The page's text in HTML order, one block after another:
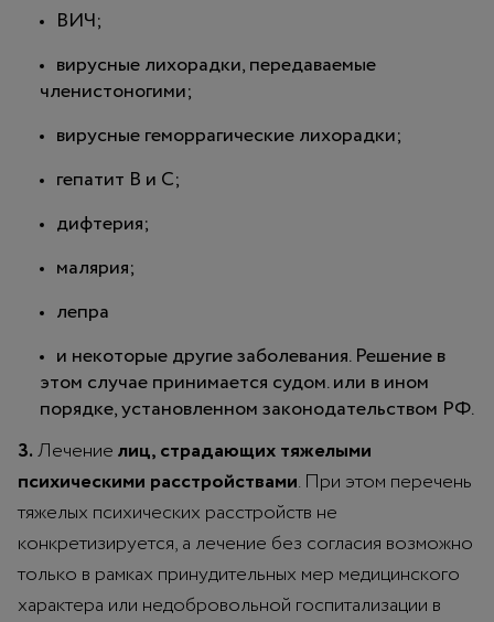
ВИЧ;
вирусные лихорадки, передаваемые
членистоногими;
вирусные геморрагические лихорадки;
гепатит В и С;
дифтерия;
малярия;
лепра
и некоторые другие заболевания. Решение в
этом случае принимается судом. или в ином
порядке, установленном законодательством РФ.
3.Лечениелиц, страдающих тяжелыми
психическими расстройствами. При этом перечень
тяжелых психических расстройств не
конкретизируется, а лечение без согласия возможно
только в рамках принудительных мер медицинского
характера или недобровольной госпитализации в